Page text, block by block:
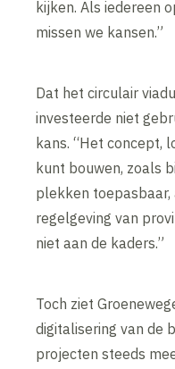
kijken. Als iedereen
missen we kansen.”
Dat het circulair
investeerde niet
kans. “Het concept,
kunt bouwen, zoals
plekken
regelgeving van
niet aan de kaders.”
Toch ziet
digitalisering van de
projecten steeds